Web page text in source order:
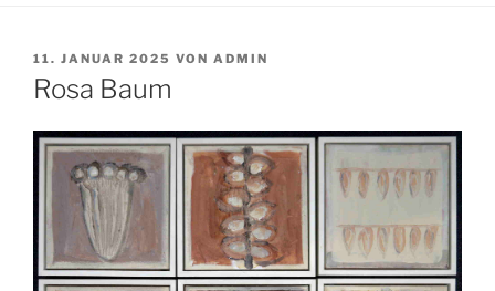
VERÖFFENTLICHT
AM
11. JANUAR 2025 VON ADMIN
Rosa Baum